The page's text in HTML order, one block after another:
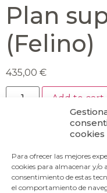
cookies
Para ofrecer las mejores
cookies para almacenar y/o
consentimiento de estas
el comportamiento de
Plan
(Felino)
435,00 €
Add to cart
Felino
Paseo de las